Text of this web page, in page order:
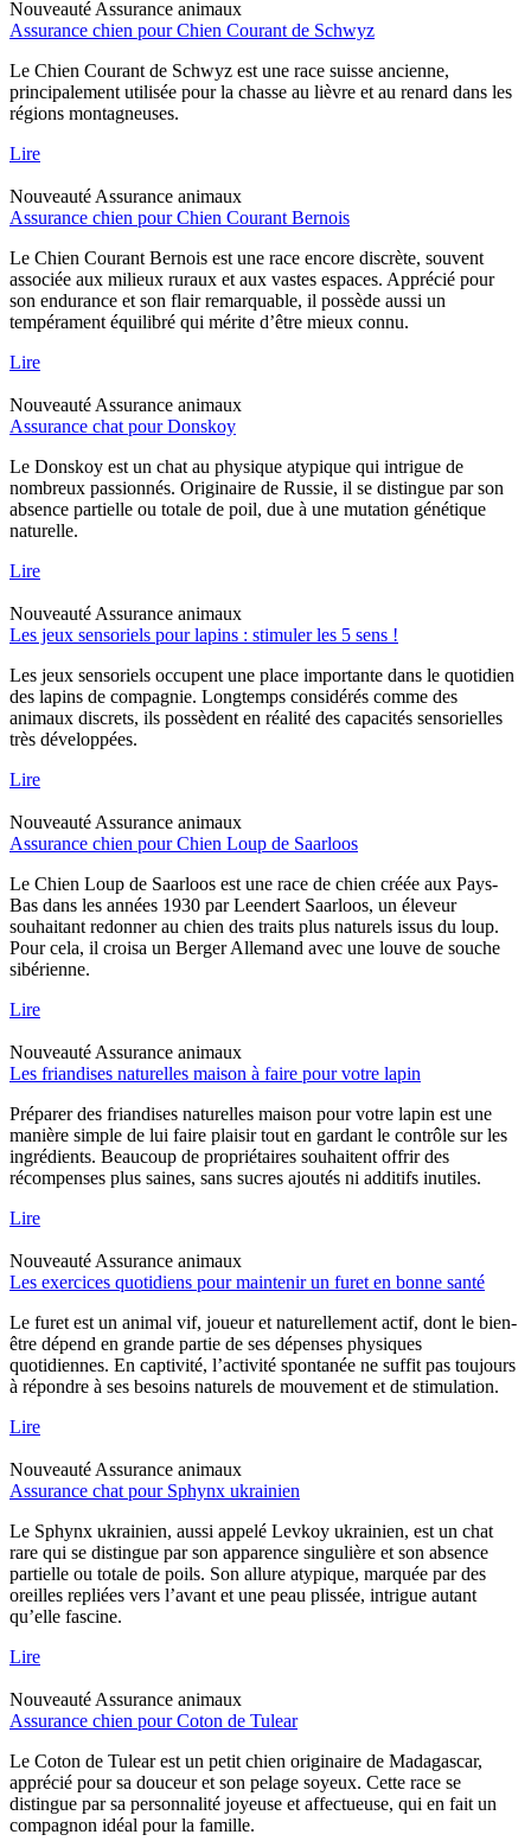
Nouveauté Assurance animaux
Assurance chien pour Chien Courant de Schwyz
Le Chien Courant de Schwyz est une race suisse ancienne,
principalement utilisée pour la chasse au lièvre et au renard dans les
régions montagneuses.
Lire
Nouveauté Assurance animaux
Assurance chien pour Chien Courant Bernois
Le Chien Courant Bernois est une race encore discrète, souvent
associée aux milieux ruraux et aux vastes espaces. Apprécié pour
son endurance et son flair remarquable, il possède aussi un
tempérament équilibré qui mérite d’être mieux connu.
Lire
Nouveauté Assurance animaux
Assurance chat pour Donskoy
Le Donskoy est un chat au physique atypique qui intrigue de
nombreux passionnés. Originaire de Russie, il se distingue par son
absence partielle ou totale de poil, due à une mutation génétique
naturelle.
Lire
Nouveauté Assurance animaux
Les jeux sensoriels pour lapins : stimuler les 5 sens !
Les jeux sensoriels occupent une place importante dans le quotidien
des lapins de compagnie. Longtemps considérés comme des
animaux discrets, ils possèdent en réalité des capacités sensorielles
très développées.
Lire
Nouveauté Assurance animaux
Assurance chien pour Chien Loup de Saarloos
Le Chien Loup de Saarloos est une race de chien créée aux Pays-
Bas dans les années 1930 par Leendert Saarloos, un éleveur
souhaitant redonner au chien des traits plus naturels issus du loup.
Pour cela, il croisa un Berger Allemand avec une louve de souche
sibérienne.
Lire
Nouveauté Assurance animaux
Les friandises naturelles maison à faire pour votre lapin
Préparer des friandises naturelles maison pour votre lapin est une
manière simple de lui faire plaisir tout en gardant le contrôle sur les
ingrédients. Beaucoup de propriétaires souhaitent offrir des
récompenses plus saines, sans sucres ajoutés ni additifs inutiles.
Lire
Nouveauté Assurance animaux
Les exercices quotidiens pour maintenir un furet en bonne santé
Le furet est un animal vif, joueur et naturellement actif, dont le bien-
être dépend en grande partie de ses dépenses physiques
quotidiennes. En captivité, l’activité spontanée ne suffit pas toujours
à répondre à ses besoins naturels de mouvement et de stimulation.
Lire
Nouveauté Assurance animaux
Assurance chat pour Sphynx ukrainien
Le Sphynx ukrainien, aussi appelé Levkoy ukrainien, est un chat
rare qui se distingue par son apparence singulière et son absence
partielle ou totale de poils. Son allure atypique, marquée par des
oreilles repliées vers l’avant et une peau plissée, intrigue autant
qu’elle fascine.
Lire
Nouveauté Assurance animaux
Assurance chien pour Coton de Tulear
Le Coton de Tulear est un petit chien originaire de Madagascar,
apprécié pour sa douceur et son pelage soyeux. Cette race se
distingue par sa personnalité joyeuse et affectueuse, qui en fait un
compagnon idéal pour la famille.